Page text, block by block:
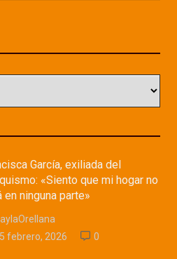
García, exiliada del
«Siento que mi hogar no
en ninguna parte»
febrero, 2026
0